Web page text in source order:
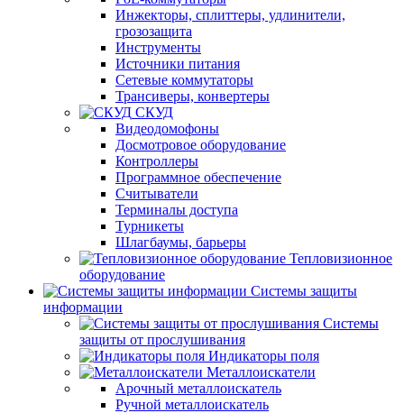
Инжекторы, сплиттеры, удлинители,
грозозащита
Инструменты
Источники питания
Сетевые коммутаторы
Трансиверы, конвертеры
СКУД
Видеодомофоны
Досмотровое оборудование
Контроллеры
Программное обеспечение
Считыватели
Терминалы доступа
Турникеты
Шлагбаумы, барьеры
Тепловизионное
оборудование
Системы защиты
информации
Системы
защиты от прослушивания
Индикаторы поля
Металлоискатели
Арочный металлоискатель
Ручной металлоискатель